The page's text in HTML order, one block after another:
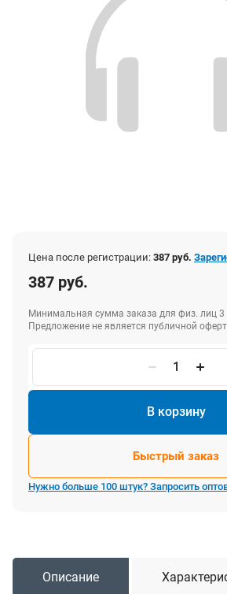
Цена после регистрации: 387 руб.
387 руб.
Минимальная сумма заказа для физ. лиц 3
Предложение не является публичной
В корзину
Быстрый заказ
Нужно больше 100 штук? Запросить
Описание